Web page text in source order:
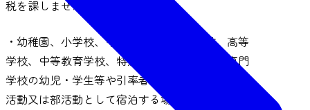
税を課しません。
・幼稚園、小学校、中学校、義務教育学校、高等
学校、中等教育学校、特別支援学校及び高等専門
学校の幼児・学生等や引率者が教育課程内の教育
活動又は部活動として宿泊する場合